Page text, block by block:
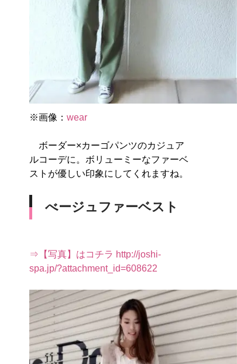
※画像： wear
ボーダー×カーゴパンツのカジュア
ルコーデに。ボリューミーなファーベ
ストが優しい印象にしてくれますね。
べージュファーベスト
⇒【写真】はコチラ http://joshi-
spa.jp/?attachment_id=608622